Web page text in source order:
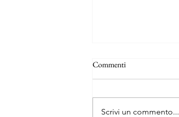
Commenti
Scrivi un commento...